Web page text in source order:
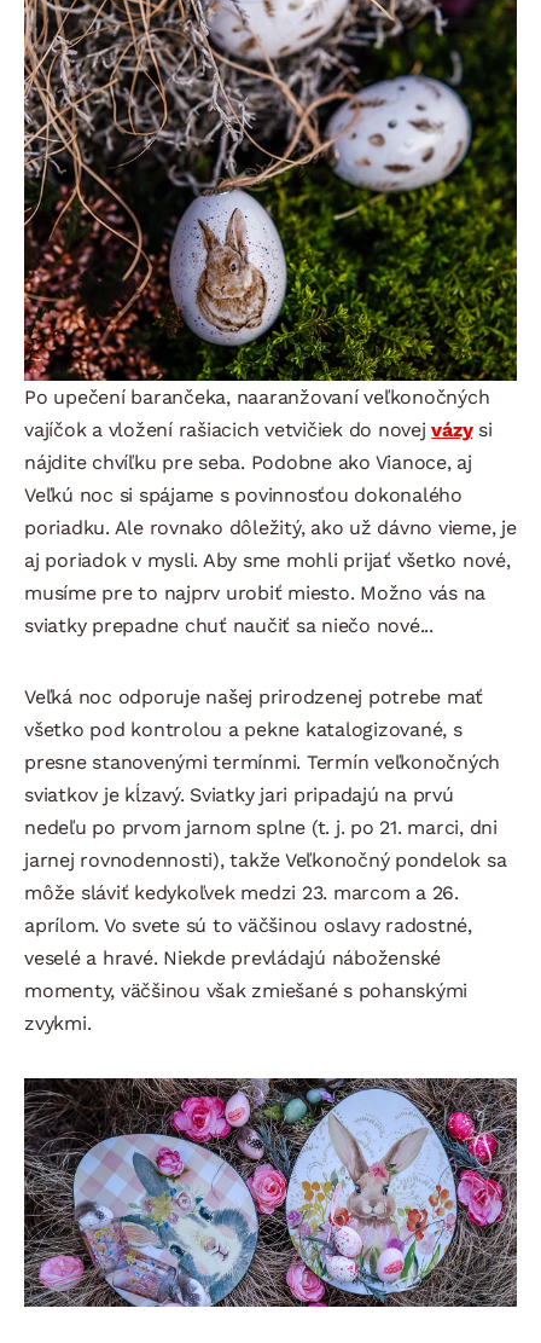
Po upečení barančeka, naaranžovaní veľkonočných
vajíčok a vložení rašiacich vetvičiek do novejvázysi
nájdite chvíľku pre seba. Podobne ako Vianoce, aj
Veľkú noc si spájame s povinnosťou dokonalého
poriadku. Ale rovnako dôležitý, ako už dávno vieme, je
aj poriadok v mysli. Aby sme mohli prijať všetko nové,
musíme pre to najprv urobiť miesto. Možno vás na
sviatky prepadne chuť naučiť sa niečo nové...
Veľká noc odporuje našej prirodzenej potrebe mať
všetko pod kontrolou a pekne katalogizované, s
presne stanovenými termínmi. Termín veľkonočných
sviatkov je kĺzavý. Sviatky jari pripadajú na prvú
nedeľu po prvom jarnom splne (t. j. po 21. marci, dni
jarnej rovnodennosti), takže Veľkonočný pondelok sa
môže sláviť kedykoľvek medzi 23. marcom a 26.
aprílom. Vo svete sú to väčšinou oslavy radostné,
veselé a hravé. Niekde prevládajú náboženské
momenty, väčšinou však zmiešané s pohanskými
zvykmi.